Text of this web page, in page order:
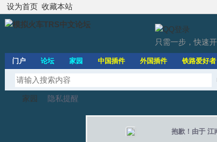
设为首页 收藏本站
只需一步，快速
门户 论坛 家园 中国插件 外国插件 铁路爱好者
家园 隐私提醒
抱歉！由于 江